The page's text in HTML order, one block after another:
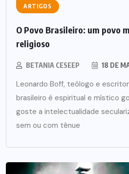
ARTIGOS
O Povo Brasileiro: um povo
religioso
BETANIA CESEEP 18 DE
Leonardo Boff, teólogo e
brasileiro é espiritual e místico
goste a intelectualidade
sem ou com tênue